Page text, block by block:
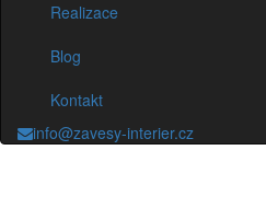
Realizace
Blog
Kontakt
info@zavesy-interier.cz